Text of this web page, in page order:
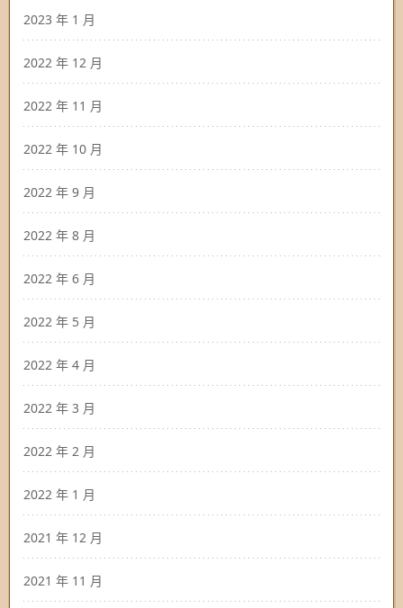
2023 年 1 月
2022 年 12 月
2022 年 11 月
2022 年 10 月
2022 年 9 月
2022 年 8 月
2022 年 6 月
2022 年 5 月
2022 年 4 月
2022 年 3 月
2022 年 2 月
2022 年 1 月
2021 年 12 月
2021 年 11 月